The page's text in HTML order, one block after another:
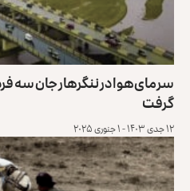
سرمای هوا در ننگرهار جان سه
گرفت
۱۲ جدی ۱۴۰۳ - ۱ جنوری ۲۰۲۵